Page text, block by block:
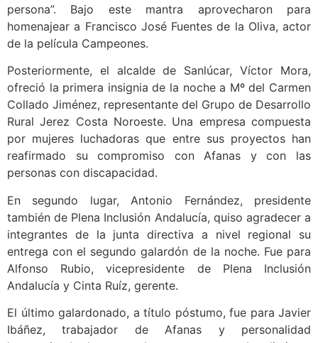
persona”. Bajo este mantra aprovecharon para
homenajear a Francisco José Fuentes de la Oliva, actor
de la película Campeones.
Posteriormente, el alcalde de Sanlúcar, Víctor Mora,
ofreció la primera insignia de la noche a Mº del Carmen
Collado Jiménez, representante del Grupo de Desarrollo
Rural Jerez Costa Noroeste. Una empresa compuesta
por mujeres luchadoras que entre sus proyectos han
reafirmado su compromiso con Afanas y con las
personas con discapacidad.
En segundo lugar, Antonio Fernández, presidente
también de Plena Inclusión Andalucía, quiso agradecer a
integrantes de la junta directiva a nivel regional su
entrega con el segundo galardón de la noche. Fue para
Alfonso Rubio, vicepresidente de Plena Inclusión
Andalucía y Cinta Ruíz, gerente.
El último galardonado, a título póstumo, fue para Javier
Ibáñez, trabajador de Afanas y personalidad